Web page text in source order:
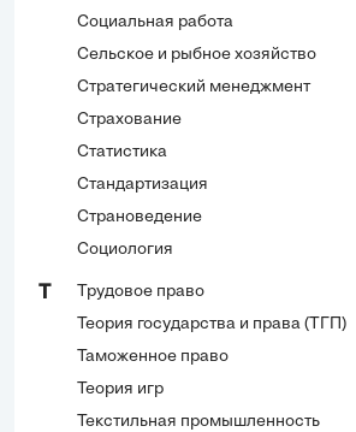
Социальная работа
Сельское и рыбное хозяйство
Стратегический менеджмент
Страхование
Статистика
Стандартизация
Страноведение
Социология
Трудовое право
Теория государства и права (ТГП)
Таможенное право
Теория игр
Текстильная промышленность